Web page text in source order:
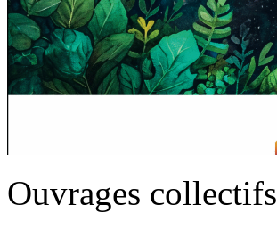
Ouvrages collectifs